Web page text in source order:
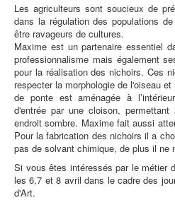
Les agriculteurs sont soucieux de
dans la régulation des populations
être ravageurs de cultures.
Maxime est un partenaire essentiel
professionnalisme mais également
pour la réalisation des nichoirs. Ces
respecter la morphologie de l'oiseau
de ponte est aménagée à
d'entrée par une cloison,
endroit sombre. Maxime fait aussi
Pour la fabrication des nichoirs il a
pas de solvant chimique, de plus il ne
Si vous êtes intéressés par le métier
les 6,7 et 8 avril dans le cadre des
d'Art.